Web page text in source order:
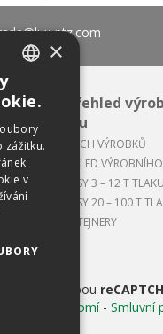
ptz.com
Celkový přehled
sortimentu
APLIKACE NAŠICH VÝROBKŮ
CELKOVÝ PŘEHLED
BALÍKOVACÍ LISY 3 – 12 T TLAKU
BALÍKOVACÍ LISY 20 – 100 T
LISOVACÍ KONTEJNERY
Chráněno službou
Ochrana soukromí - Smluvní
×
zážitku.
v